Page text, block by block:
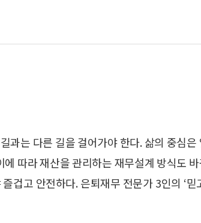
과는 다른 길을 걸어가야 한다. 삶의 중심은
따라 재산을 관리하는 재무설계 방식도
겁고 안전하다. 은퇴재무 전문가 3인의 ‘믿